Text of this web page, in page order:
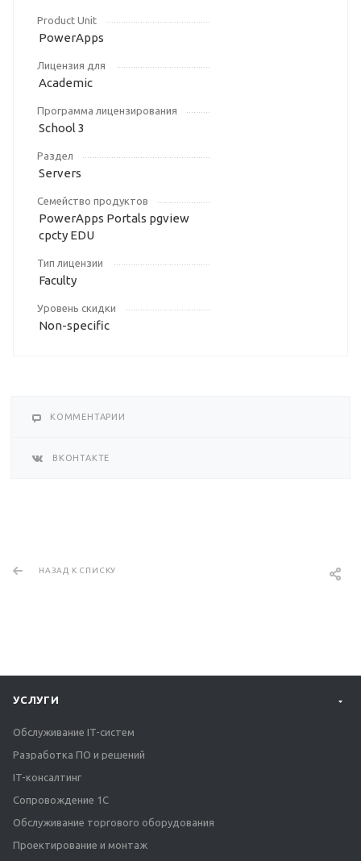
Product Unit
PowerApps
Лицензия для
Academic
Программа лицензирования
School 3
Раздел
Servers
Семейство продуктов
PowerApps Portals pgview
cpcty EDU
Тип лицензии
Faculty
Уровень скидки
Non-specific
КОММЕНТАРИИ
ВКОНТАКТЕ
НАЗАД К СПИСКУ
УСЛУГИ
Обслуживание IT-систем
Разработка ПО и решений
IT-консалтинг
Сопровождение 1С
Обслуживание торгового оборудования
Проектирование и монтаж